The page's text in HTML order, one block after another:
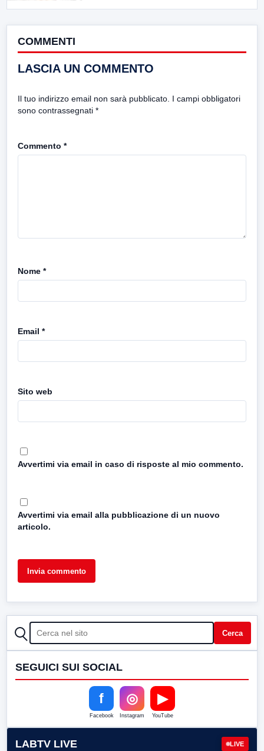
COMMENTI
LASCIA UN COMMENTO
Il tuo indirizzo email non sarà pubblicato. I campi obbligatori
sono contrassegnati *
Commento *
Nome *
Email *
Sito web
Avvertimi via email in caso di risposte al mio commento.
Avvertimi via email alla pubblicazione di un nuovo
articolo.
CERCA Cerca
SEGUICI SUI SOCIAL
f
Facebook
◎
Instagram
▶
YouTube
LABTV LIVE LIVE